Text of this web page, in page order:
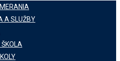
A SLUŽBY